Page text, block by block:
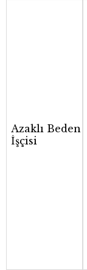
Azaklı Beden
İşçisi